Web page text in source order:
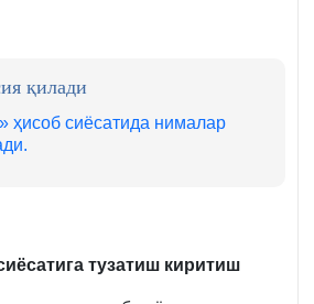
қилади
ҳисоб сиёсатида нималар
тузатиш киритиш